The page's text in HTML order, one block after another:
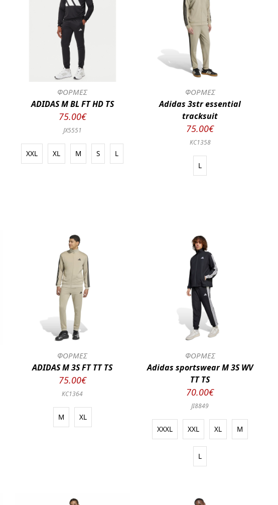
ΦΟΡΜΕΣ
ADIDAS M BL FT HD TS
75.00€
JX5551
XXL XL M S L
ΦΟΡΜΕΣ
Adidas 3str essential
tracksuit
75.00€
KC1358
L
ΦΟΡΜΕΣ
ADIDAS M 3S FT TT TS
75.00€
KC1364
M XL
ΦΟΡΜΕΣ
Adidas sportswear M 3S WV
TT TS
70.00€
JI8849
XXXL XXL XL M
L